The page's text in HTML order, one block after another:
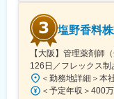
塩野香料
【大阪】管理薬剤師
126日／フレックス制